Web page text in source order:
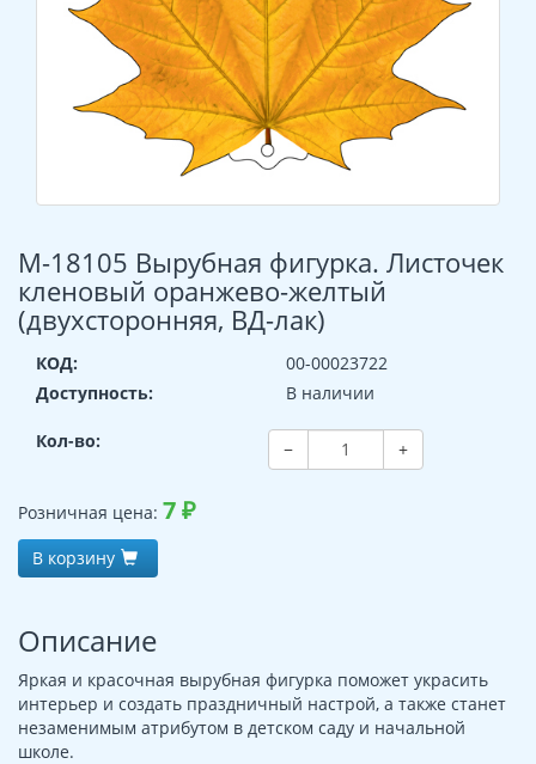
М-18105 Вырубная фигурка. Листочек
кленовый оранжево-желтый
(двухсторонняя, ВД-лак)
КОД:
00-00023722
Доступность:
В наличии
Кол-во: − +
Розничная цена: 7₽
В корзину
Описание
Яркая и красочная вырубная фигурка поможет украсить
интерьер и создать праздничный настрой, а также станет
незаменимым атрибутом в детском саду и начальной
школе.